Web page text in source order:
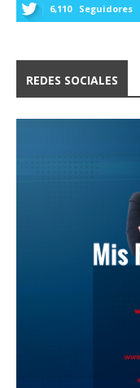
6,110 Seguidores
REDES SOCIALES